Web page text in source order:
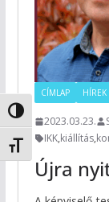
Nagy kontraszt
Betűméret váltása
CÍMLAP HÍREK
2023.03.23.
IKK,kiállítás,
Újra